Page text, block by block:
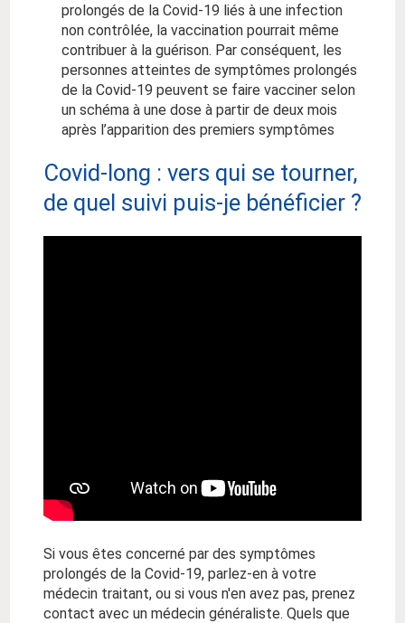
prolongés de la Covid-19 liés à une infection
non contrôlée, la vaccination pourrait même
contribuer à la guérison. Par conséquent, les
personnes atteintes de symptômes prolongés
de la Covid-19 peuvent se faire vacciner selon
un schéma à une dose à partir de deux mois
après l’apparition des premiers symptômes
Covid-long : vers qui se tourner,
de quel suivi puis-je bénéficier ?
Si vous êtes concerné par des symptômes
prolongés de la Covid-19, parlez-en à votre
médecin traitant, ou si vous n'en avez pas, prenez
contact avec un médecin généraliste. Quels que